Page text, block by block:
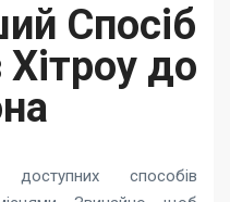
Спосіб
до
способів